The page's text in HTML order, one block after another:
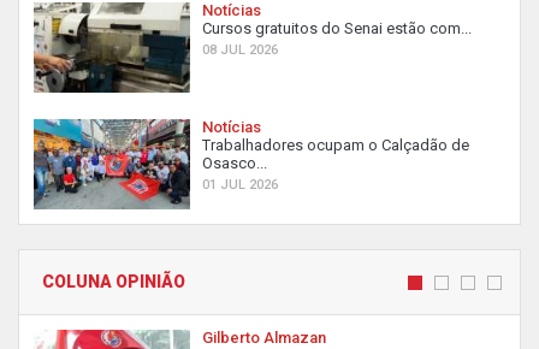
Notícias
Cursos gratuitos do Senai estão com...
08 JUL 2026
Notícias
Trabalhadores ocupam o Calçadão de
Osasco...
01 JUL 2026
COLUNA OPINIÃO
Gilberto Almazan